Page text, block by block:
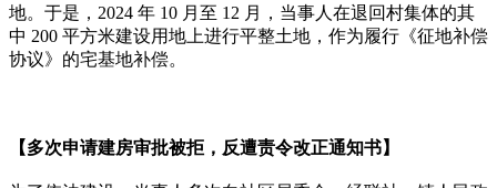
地。于是，2024 年 10 月至 12 月，当事人在退回村集体的其
中 200 平方米建设用地上进行平整土地，作为履行《征地补偿
协议》的宅基地补偿。
【多次申请建房审批被拒，反遭责令改正通知书】